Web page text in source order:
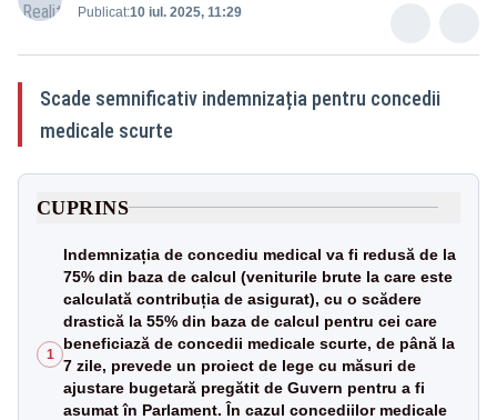
Publicat:10 iul. 2025, 11:29
Scade semnificativ indemnizația pentru concedii
medicale scurte
CUPRINS
1
Indemnizația de concediu medical va fi redusă de la
75% din baza de calcul (veniturile brute la care este
calculată contribuția de asigurat), cu o scădere
drastică la 55% din baza de calcul pentru cei care
beneficiază de concedii medicale scurte, de până la
7 zile, prevede un proiect de lege cu măsuri de
ajustare bugetară pregătit de Guvern pentru a fi
asumat în Parlament. În cazul concediilor medicale